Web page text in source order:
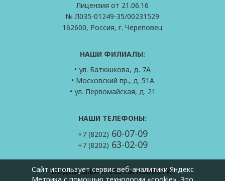
Сайт использует сервис веб-аналитики Яндекс
Лицензия от 21.06.16
№ Л035-01249-35/00231529
162600, Россия, г. Череповец
НАШИ ФИЛИАЛЫ:
• ул. Батюшкова, д. 7А
• Московский пр., д. 51А
• ул. Первомайская, д. 21
НАШИ ТЕЛЕФОНЫ:
+7 (8202) 60-07-09
+7 (8202) 63-02-09
ПОДПИСЫВАЙТЕСЬ НА НОВОСТИ: